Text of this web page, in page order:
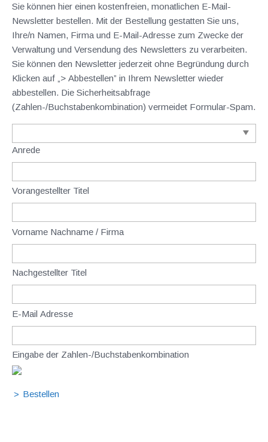
Sie können hier einen kostenfreien, monatlichen E-Mail-
Newsletter bestellen. Mit der Bestellung gestatten Sie uns,
Ihre/n Namen, Firma und E-Mail-Adresse zum Zwecke der
Verwaltung und Versendung des Newsletters zu verarbeiten.
Sie können den Newsletter jederzeit ohne Begründung durch
Klicken auf „> Abbestellen” in Ihrem Newsletter wieder
abbestellen. Die Sicherheitsabfrage
(Zahlen-/Buchstabenkombination) vermeidet Formular-Spam.
Anrede
Vorangestellter Titel
Vorname Nachname / Firma
Nachgestellter Titel
E-Mail Adresse
Eingabe der Zahlen-/Buchstabenkombination